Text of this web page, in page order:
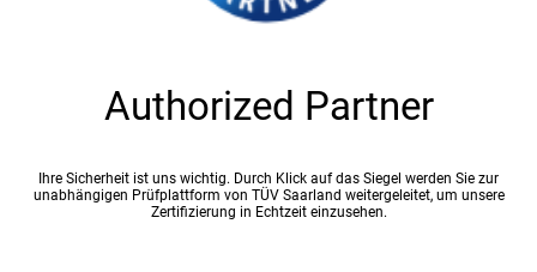
Authorized Partner
Ihre Sicherheit ist uns wichtig. Durch Klick auf das Siegel werden Sie zur
unabhängigen Prüfplattform von TÜV Saarland weitergeleitet, um unsere
Zertifizierung in Echtzeit einzusehen.